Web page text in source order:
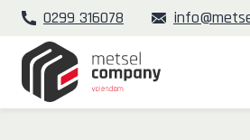
0299 316078